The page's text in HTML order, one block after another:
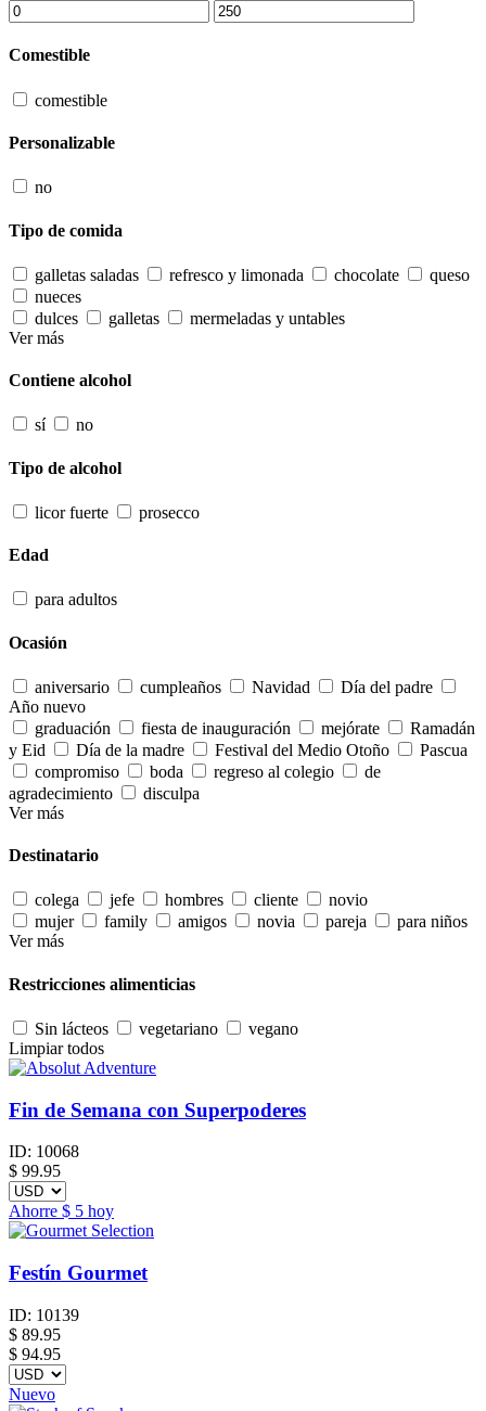
Comestible
comestible
Personalizable
no
Tipo de comida
galletas saladas refresco y limonada chocolate
queso
nueces
dulces
galletas
mermeladas y untables
Ver más
Contiene alcohol
sí no
Tipo de alcohol
licor fuerte prosecco
Edad
para adultos
Ocasión
aniversario cumpleaños Navidad
Día del padre
Año nuevo
graduación
fiesta de inauguración mejórate
Ramadán
y Eid
Día de la madre Festival del Medio Otoño
Pascua
compromiso
boda regreso al colegio
de
agradecimiento
disculpa
Ver más
Destinatario
colega jefe hombres cliente
novio
mujer
family amigos novia pareja
para niños
Ver más
Restricciones alimenticias
Sin lácteos vegetariano
vegano
Limpiar todos
Fin de Semana con Superpoderes
ID: 10068
$ 99.95
Ahorre $ 5 hoy
Festín Gourmet
ID: 10139
$ 89.95
$ 94.95
Nuevo